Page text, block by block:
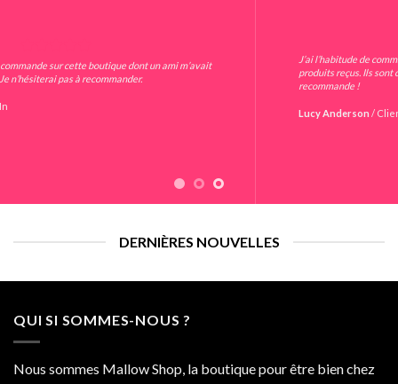
J’ai l’habitude de commander sur Mallow Shop et j’apprécie la qualité des
produits reçus. Ils sont conformes à ce qui est présenté sur le site. Je
recommande !
DERNIÈRES NOUVELLES
QUI SI SOMMES-NOUS ?
Nous sommes Mallow Shop, la boutique pour être bien chez